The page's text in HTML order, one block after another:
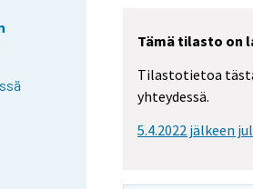
Tämä tilasto on
Tilastotietoa
yhteydessä.
5.4.2022 jälkeen